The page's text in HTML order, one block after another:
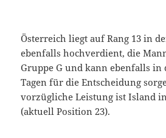
Österreich liegt auf Rang 13 in
ebenfalls hochverdient, die
Gruppe G und kann ebenfalls in
Tagen für die Entscheidung
vorzügliche Leistung ist Island
(aktuell Position 23).